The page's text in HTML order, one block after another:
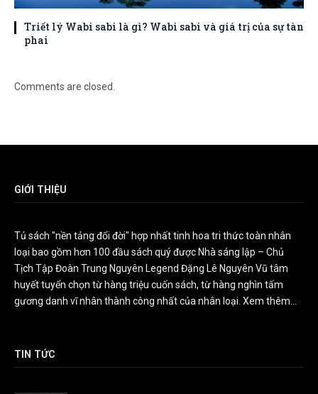
Triết lý Wabi sabi là gì? Wabi sabi và giá trị của sự tàn
phai
Comments are closed.
GIỚI THIỆU
Tủ sách "nền tảng đổi đời" hợp nhất tinh hoa tri thức toàn nhân
loại bao gồm hơn 100 đầu sách quý được Nhà sáng lập – Chủ
Tịch Tập Đoàn Trung Nguyên Legend Đặng Lê Nguyên Vũ tâm
huyết tuyển chọn từ hàng triệu cuốn sách, từ hàng nghìn tấm
gương danh vĩ nhân thành công nhất của nhân loại. Xem thêm...
TIN TỨC